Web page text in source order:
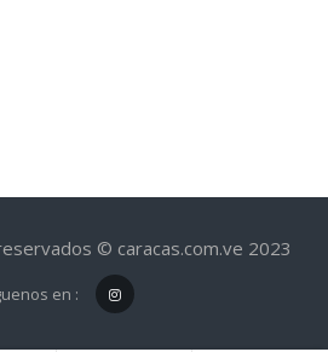
© caracas.com.ve 2023
en :